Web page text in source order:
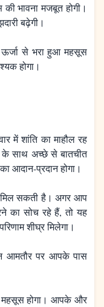
भावना मजबूत होगी।
बढ़ेगी।
ऊर्जा से भरा हुआ महसूस
होगा।
में शांति का माहौल रह
साथ अच्छे से बातचीत
आदान-प्रदान होगा।
सकती है। अगर आप
का सोच रहे हैं, तो यह
शीघ्र मिलेगा।
आमतौर पर आपके पास
महसूस होगा। आपके और